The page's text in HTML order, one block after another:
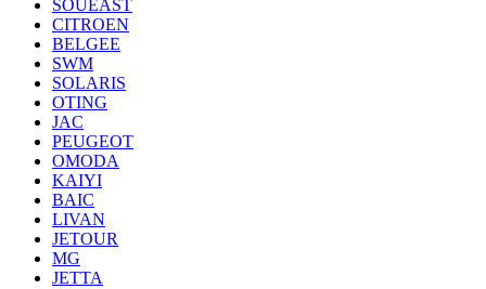
SOUEAST
CITROEN
BELGEE
SWM
SOLARIS
OTING
JAC
PEUGEOT
OMODA
KAIYI
BAIC
LIVAN
JETOUR
MG
JETTA